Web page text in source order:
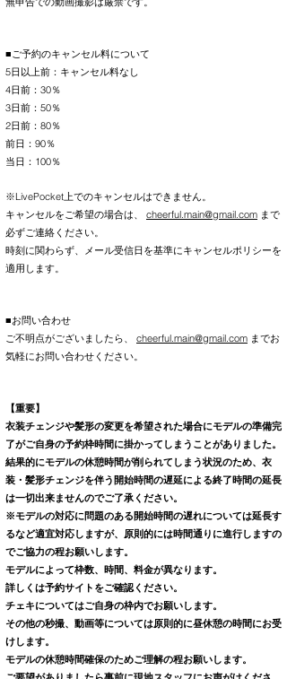
■ご予約のキャンセル料について
5日以上前：キャンセル料なし
4日前：30％
3日前：50％
2日前：80％
前日：90％
当日：100％
※LivePocket上でのキャンセルはできません。
キャンセルをご希望の場合は、 cheerful.main@gmail.com まで
必ずご連絡ください。
時刻に関わらず、メール受信日を基準にキャンセルポリシーを
適用します。
■お問い合わせ
ご不明点がございましたら、 cheerful.main@gmail.com までお
気軽にお問い合わせください。
【重要】
衣装チェンジや髪形の変更を希望された場合にモデルの準備完
了がご自身の予約枠時間に掛かってしまうことがありました。
結果的にモデルの休憩時間が削られてしまう状況のため、衣
装・髪形チェンジを伴う開始時間の遅延による終了時間の延長
は一切出来ませんのでご了承ください。
※モデルの対応に問題のある開始時間の遅れについては延長す
るなど適宜対応しますが、原則的には時間通りに進行しますの
でご協力の程お願いします。
モデルによって枠数、時間、料金が異なります。
詳しくは予約サイトをご確認ください。
チェキについてはご自身の枠内でお願いします。
その他の秒撮、動画等については原則的に昼休憩の時間にお受
けします。
モデルの休憩時間確保のためご理解の程お願いします。